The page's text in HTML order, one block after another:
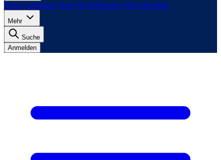
Preise Lektionen Tests Für Prüfungen Für Lehrkräfte
Mehr
Suche
Anmelden